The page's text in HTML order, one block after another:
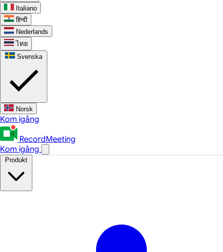
Italiano
हिन्दी
Nederlands
ไทย
Svenska
Norsk
Kom igång
RecordMeeting
Kom igång